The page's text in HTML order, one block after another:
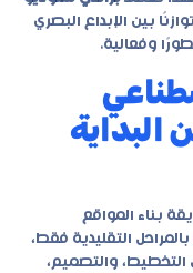
بين الإبداع البصري
وفعالية.
البداية
بناء المواقع
التقليدية فقط،
والتصميم،